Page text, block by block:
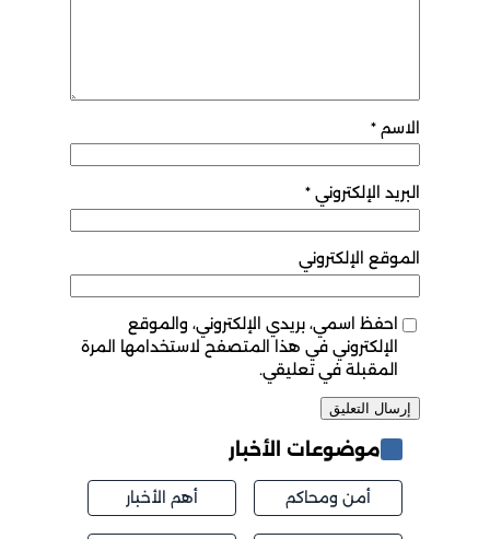
الاسم *
البريد الإلكتروني *
الموقع الإلكتروني
احفظ اسمي، بريدي الإلكتروني، والموقع
الإلكتروني في هذا المتصفح لاستخدامها المرة
المقبلة في تعليقي.
موضوعات الأخبار
أمن ومحاكم أهم الأخبار